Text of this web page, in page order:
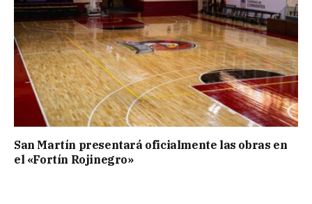
San Martín presentará oficialmente las obras en
el «Fortín Rojinegro»